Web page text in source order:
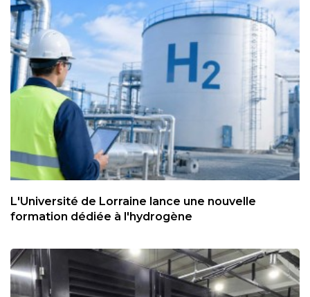
L'Université de Lorraine lance une nouvelle
formation dédiée à l'hydrogène